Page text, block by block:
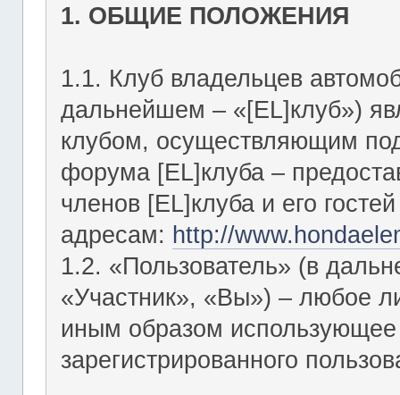
1. ОБЩИЕ ПОЛОЖЕНИЯ
1.1. Клуб владельцев
дальнейшем – «[EL]клуб»)
клубом, осуществляющим
форума [EL]клуба –
членов [EL]клуба и его
адресам: http://
1.2. «Пользователь» (в
«Участник», «Вы») – любое
иным образом использующее
зарегистрированного